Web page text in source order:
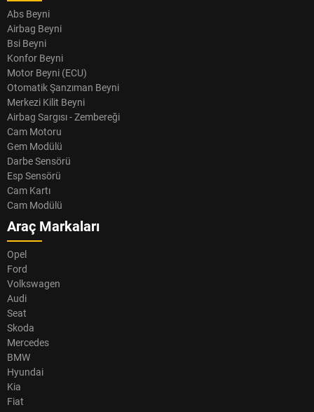
Abs Beyni
Airbag Beyni
Bsi Beyni
Konfor Beyni
Motor Beyni (ECU)
Otomatik Şanzıman Beyni
Merkezi Kilit Beyni
Airbag Sargısı - Zembereği
Cam Motoru
Gem Modülü
Darbe Sensörü
Esp Sensörü
Cam Kartı
Cam Modülü
Araç Markaları
Opel
Ford
Volkswagen
Audi
Seat
Skoda
Mercedes
BMW
Hyundai
Kia
Fiat